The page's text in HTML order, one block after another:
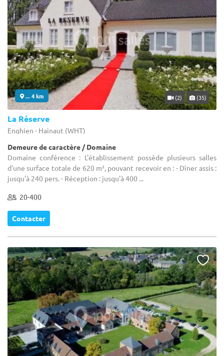
... 4 km (2) (35)
La Réserve
Enghien - Hainaut (WHT)
Demeure de caractère / Domaine
Domaine conférence : L'établissement possède plusieurs salles
d'une surface totale de 620 m², pouvant recevoir en : - Dîner assis :
jusqu'à 240 pers. - Réception : jusqu'à 400 ...
20-400
Contacter